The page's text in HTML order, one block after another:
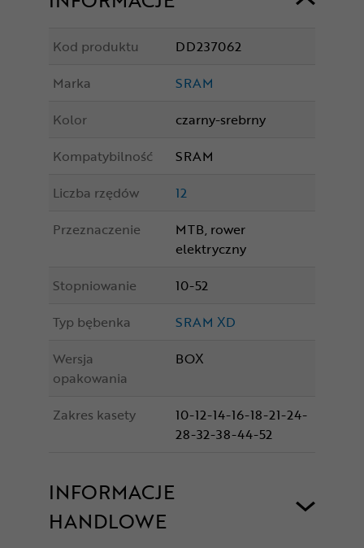
Kod produktu
DD237062
Marka
SRAM
Kolor
czarny-srebrny
Kompatybilność
SRAM
Liczba rzędów
12
Przeznaczenie
MTB, rower
elektryczny
Stopniowanie
10-52
Typ bębenka
SRAM XD
Wersja
opakowania
BOX
Zakres kasety
10-12-14-16-18-21-24-
28-32-38-44-52
INFORMACJE
HANDLOWE